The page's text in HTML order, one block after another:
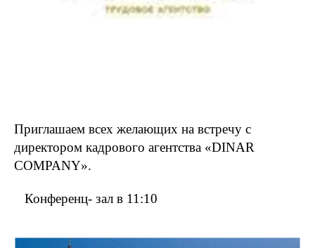
Приглашаем всех желающих на встречу с
директором кадрового агентства «DINAR
COMPANY».
Конференц- зал в 11:10